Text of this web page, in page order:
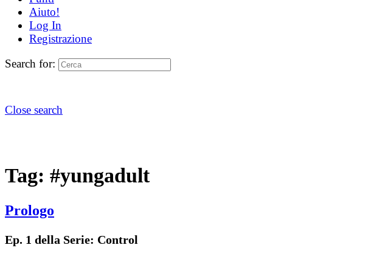
Aiuto!
Log In
Registrazione
Search for:
Close search
Tag: #yungadult
Prologo
Ep. 1 della Serie: Control